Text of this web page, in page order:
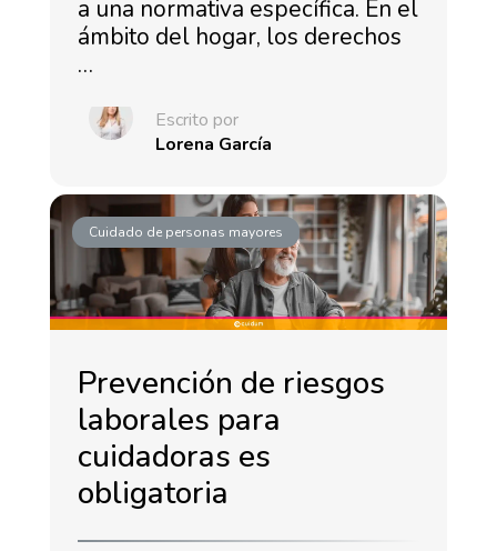
a una normativa específica. En el
ámbito del hogar, los derechos
…
Escrito por
Lorena García
Cuidado de personas mayores
Prevención de riesgos
laborales para
cuidadoras es
obligatoria